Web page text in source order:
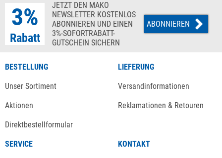
3%
Rabatt
JETZT DEN MAKO
NEWSLETTER KOSTENLOS
ABONNIEREN UND EINEN
3%-SOFORTRABATT-
GUTSCHEIN SICHERN
ABONNIEREN
BESTELLUNG
Unser Sortiment
Aktionen
Direktbestellformular
LIEFERUNG
Versandinformationen
Reklamationen & Retouren
SERVICE KONTAKT